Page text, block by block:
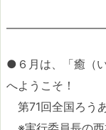
●６月は、「癒（
へようこそ！
第71回全国ろう